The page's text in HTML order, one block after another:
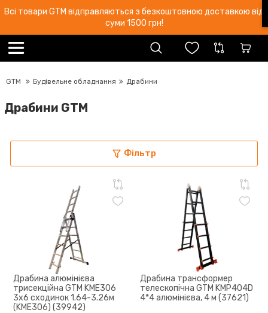
Всі товари GTM відправляються з безкоштовною доставкою від
суми 1500 грн!
GTM Будівельне обладнання Драбини
Драбини GTM
Фільтр
Драбина алюмінієва
трисекційна GTM KME306
3x6 сходинок 1.64-3.26м
(KME306) (39942)
Драбина трансформер
телескопічна GTM KMP404D
4*4 алюмінієва, 4 м (37621)